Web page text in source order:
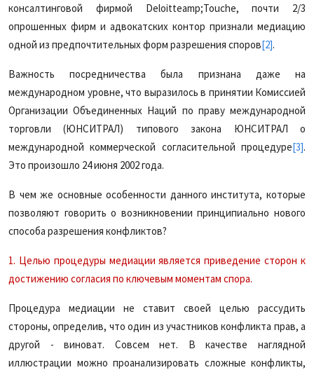
консалтинговой фирмой Deloitteamp;Touche, почти 2/3
опрошенных фирм и адвокатских контор признали медиацию
одной из предпочтительных форм разрешения споров[2].
Важность посредничества была признана даже на
международном уровне, что выразилось в принятии Комиссией
Организации Объединенных Наций по праву международной
торговли (ЮНСИТРАЛ) типового закона ЮНСИТРАЛ о
международной коммерческой согласительной процедуре[3].
Это произошло 24 июня 2002 года.
В чем же основные особенности данного института, которые
позволяют говорить о возникновении принципиально нового
способа разрешения конфликтов?
1. Целью процедуры медиации является приведение сторон к
достижению согласия по ключевым моментам спора.
Процедура медиации не ставит своей целью рассудить
стороны, определив, что один из участников конфликта прав, а
другой - виноват. Совсем нет. В качестве наглядной
иллюстрации можно проанализировать сложные конфликты,